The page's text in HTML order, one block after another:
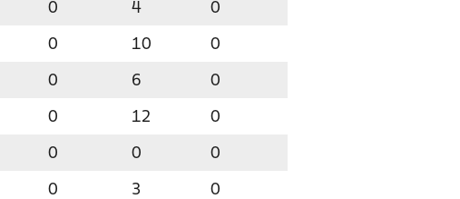
0 4 0
0 10 0
0 6 0
0 12 0
0 0 0
0 3 0